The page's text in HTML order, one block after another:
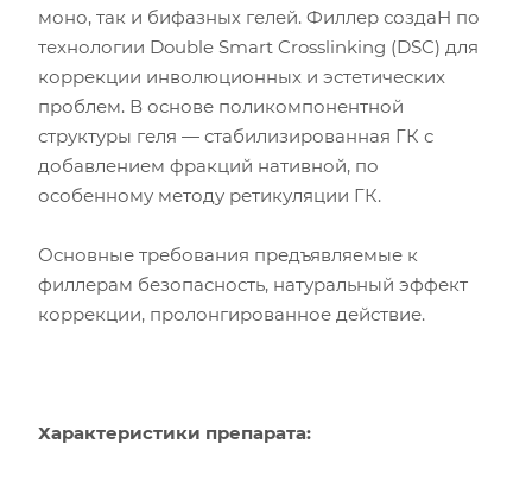
моно, так и бифазных гелей. Филлер создаН по
технологии Double Smart Crosslinking (DSC) для
коррекции инволюционных и эстетических
проблем. В основе поликомпонентной
структуры геля — стабилизированная ГК с
добавлением фракций нативной, по
особенному методу ретикуляции ГК.
Основные требования предъявляемые к
филлерам безопасность, натуральный эффект
коррекции, пролонгированное действие.
Характеристики препарата: